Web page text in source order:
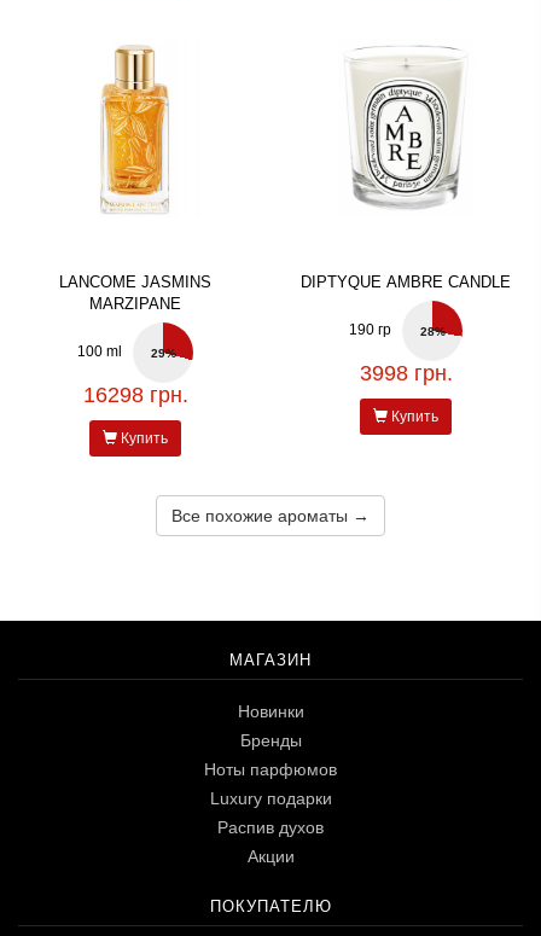
LANCOME JASMINS
MARZIPANE
100 ml 29%
16298 грн.
Купить
DIPTYQUE AMBRE CANDLE
190 гр 28%
3998 грн.
Купить
Все похожие ароматы →
МАГАЗИН
Новинки
Бренды
Ноты парфюмов
Luxury подарки
Распив духов
Акции
ПОКУПАТЕЛЮ